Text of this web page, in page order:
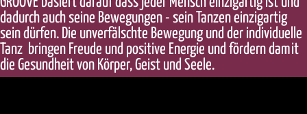
dadurch auch seine Bewegungen - sein Tanzen einzigartig
sein dürfen. Die unverfälschte Bewegung und der individuelle
Tanz bringen Freude und positive Energie und fördern damit
die Gesundheit von Körper, Geist und Seele.